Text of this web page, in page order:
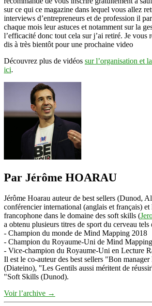
sur ce qui ce magazine dans lequel vous allez
interviews d’entrepreneurs et de profession il
chaque mois leur astuces et notamment sur la
l’efficacité donc tout cela sur j’ai retiré. Je vous
dis à très bientôt pour une prochaine video
Découvrez plus de vidéos sur l’organisation et
ici.
Par Jérôme HOARAU
Jérôme Hoarau auteur de best sellers (Dunod,
conférencier international (anglais et français) et
francophone dans le domaine des soft skills (
a obtenu plusieurs titres de sport du cerveau tels
- Champion du monde de Mind Mapping 2018
- Champion du Royaume-Uni de Mind
- Vice-champion du Royaume-Uni en Lecture
Il est le co-auteur des best sellers "Bon
(Diateino), "Les Gentils aussi méritent de
"Soft Skills (Dunod).
Voir l’archive →